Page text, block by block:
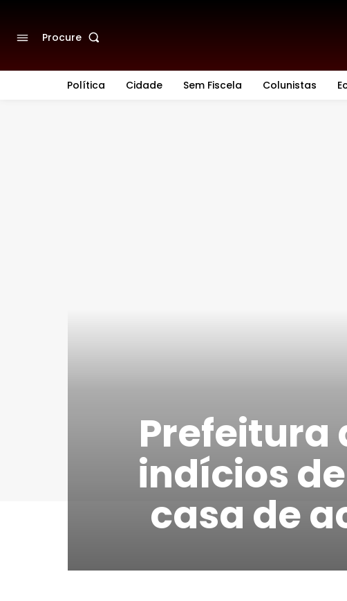
Procure
Política Cidade Sem Fiscela Colunistas
Prefeitura
indícios
casa de